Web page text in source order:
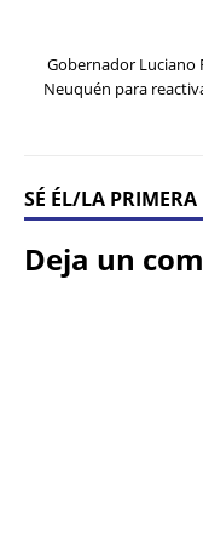
Gobernador Luciano
Neuquén para
SÉ ÉL/LA
Deja un